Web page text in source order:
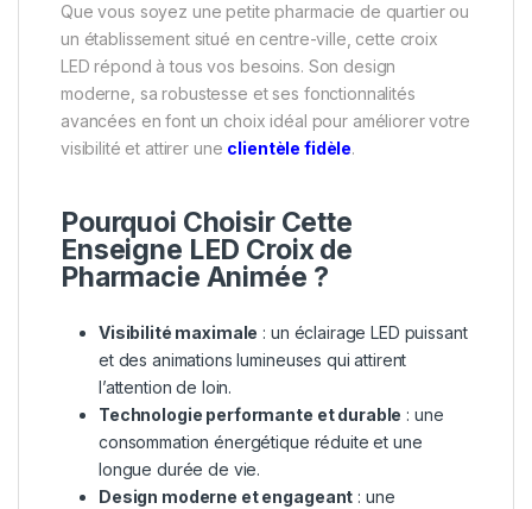
Que vous soyez une petite pharmacie de quartier ou
un établissement situé en centre-ville, cette croix
LED répond à tous vos besoins. Son design
moderne, sa robustesse et ses fonctionnalités
avancées en font un choix idéal pour améliorer votre
visibilité et attirer une clientèle fidèle.
Pourquoi Choisir Cette
Enseigne LED Croix de
Pharmacie Animée ?
Visibilité maximale : un éclairage LED puissant
et des animations lumineuses qui attirent
l’attention de loin.
Technologie performante et durable : une
consommation énergétique réduite et une
longue durée de vie.
Design moderne et engageant : une